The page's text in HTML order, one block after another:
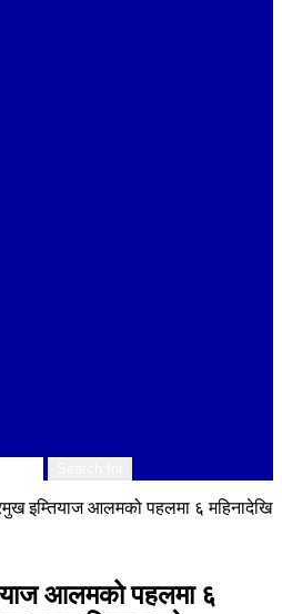
इम्तियाज आलमको पहलमा ६ महिनादेखि
आलमको पहलमा ६